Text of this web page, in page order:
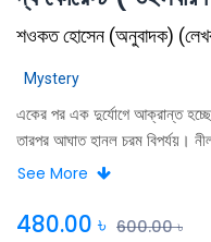
শওকত হোসেন (অনুবাদক) (
Mystery
একের পর এক দুর্যোগে আক্রান্ত হচ্ছে
তারপর আঘাত হানল চরম বিপর্যয়।
জল । আফ্রিকার দূরবর্তী ও সম্পূর্ণ
নীলের উৎস পর্যন্ত যাওয়া সম্ভব,
See More
480.00 ৳ 600.00৳